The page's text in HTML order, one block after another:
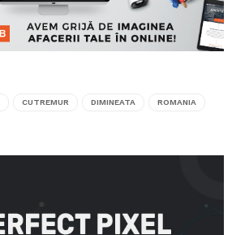
CUTREMUR DIMINEATA ROMANIA